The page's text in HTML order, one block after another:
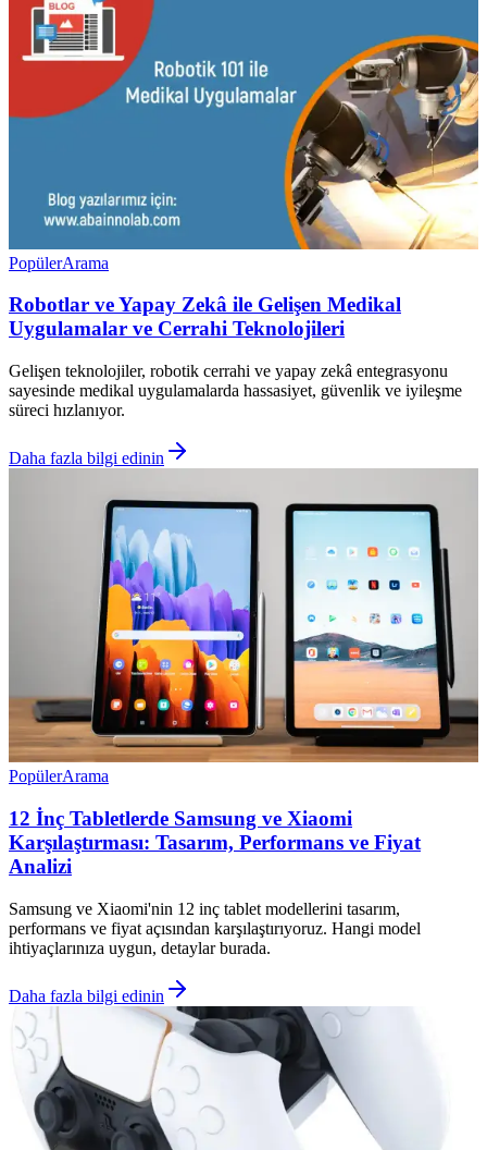
PopülerArama
Robotlar ve Yapay Zekâ ile Gelişen Medikal
Uygulamalar ve Cerrahi Teknolojileri
Gelişen teknolojiler, robotik cerrahi ve yapay zekâ entegrasyonu
sayesinde medikal uygulamalarda hassasiyet, güvenlik ve iyileşme
süreci hızlanıyor.
Daha fazla bilgi edinin
PopülerArama
12 İnç Tabletlerde Samsung ve Xiaomi
Karşılaştırması: Tasarım, Performans ve Fiyat
Analizi
Samsung ve Xiaomi'nin 12 inç tablet modellerini tasarım,
performans ve fiyat açısından karşılaştırıyoruz. Hangi model
ihtiyaçlarınıza uygun, detaylar burada.
Daha fazla bilgi edinin